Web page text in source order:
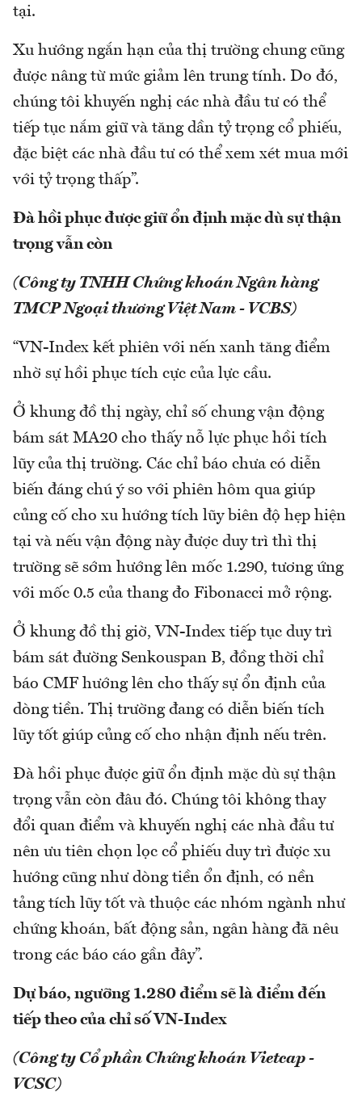
tại.
Xu hướng ngắn hạn của thị trường chung cũng
được nâng từ mức giảm lên trung tính. Do đó,
chúng tôi khuyến nghị các nhà đầu tư có thể
tiếp tục nắm giữ và tăng dần tỷ trọng cổ phiếu,
đặc biệt các nhà đầu tư có thể xem xét mua mới
với tỷ trọng thấp”.
Đà hồi phục được giữ ổn định mặc dù sự thận
trọng vẫn còn
(Công ty TNHH Chứng khoán Ngân hàng
TMCP Ngoại thương Việt Nam - VCBS)
“VN-Index kết phiên với nến xanh tăng điểm
nhờ sự hồi phục tích cực của lực cầu.
Ở khung đồ thị ngày, chỉ số chung vận động
bám sát MA20 cho thấy nỗ lực phục hồi tích
lũy của thị trường. Các chỉ báo chưa có diễn
biến đáng chú ý so với phiên hôm qua giúp
củng cố cho xu hướng tích lũy biên độ hẹp hiện
tại và nếu vận động này được duy trì thì thị
trường sẽ sớm hướng lên mốc 1.290, tương ứng
với mốc 0.5 của thang đo Fibonacci mở rộng.
Ở khung đồ thị giờ, VN-Index tiếp tục duy trì
bám sát đường Senkouspan B, đồng thời chỉ
báo CMF hướng lên cho thấy sự ổn định của
dòng tiền. Thị trường đang có diễn biến tích
lũy tốt giúp củng cố cho nhận định nếu trên.
Đà hồi phục được giữ ổn định mặc dù sự thận
trọng vẫn còn đâu đó. Chúng tôi không thay
đổi quan điểm và khuyến nghị các nhà đầu tư
nên ưu tiên chọn lọc cổ phiếu duy trì được xu
hướng cũng như dòng tiền ổn định, có nền
tảng tích lũy tốt và thuộc các nhóm ngành như
chứng khoán, bất động sản, ngân hàng đã nêu
trong các báo cáo gần đây”.
Dự báo, ngưỡng 1.280 điểm sẽ là điểm đến
tiếp theo của chỉ số VN-Index
(Công ty Cổ phần Chứng khoán Vietcap -
VCSC)